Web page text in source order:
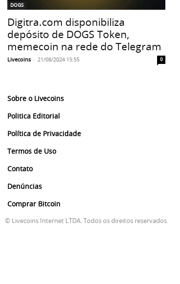
DOGS
Digitra.com disponibiliza
depósito de DOGS Token,
memecoin na rede do Telegram
Livecoins - 21/08/2024 15:55 0
Sobre o Livecoins
Politica Editorial
Política de Privacidade
Termos de Uso
Contato
Denúncias
Comprar Bitcoin
© Livecoins Internet LTDA. Todos os direitos reservados.